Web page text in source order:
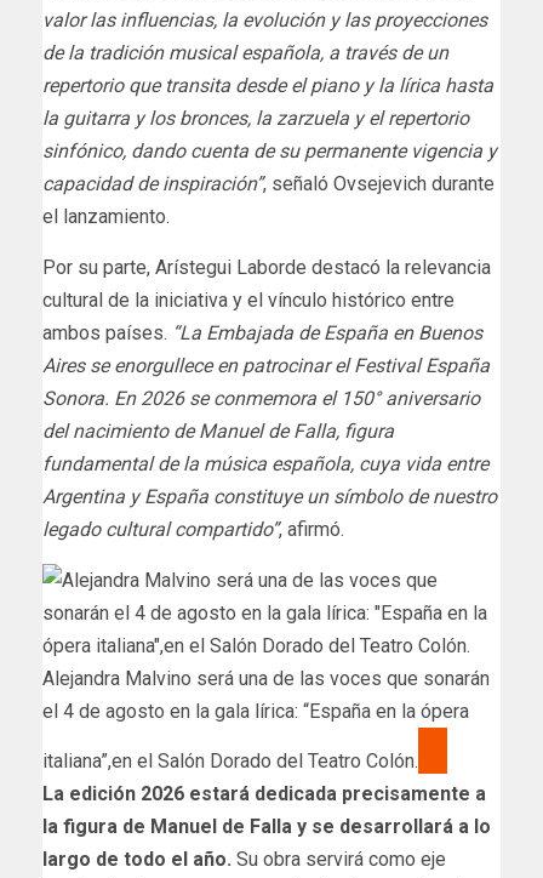
valor las influencias, la evolución y las proyecciones
de la tradición musical española, a través de un
repertorio que transita desde el piano y la lírica hasta
la guitarra y los bronces, la zarzuela y el repertorio
sinfónico, dando cuenta de su permanente vigencia y
capacidad de inspiración”, señaló Ovsejevich durante
el lanzamiento.
Por su parte, Arístegui Laborde destacó la relevancia
cultural de la iniciativa y el vínculo histórico entre
ambos países. “La Embajada de España en Buenos
Aires se enorgullece en patrocinar el Festival España
Sonora. En 2026 se conmemora el 150° aniversario
del nacimiento de Manuel de Falla, figura
fundamental de la música española, cuya vida entre
Argentina y España constituye un símbolo de nuestro
legado cultural compartido”, afirmó.
Alejandra Malvino será una de las voces que sonarán
el 4 de agosto en la gala lírica: “España en la ópera
italiana”,en el Salón Dorado del Teatro Colón.
La edición 2026 estará dedicada precisamente a
la figura de Manuel de Falla y se desarrollará a lo
largo de todo el año. Su obra servirá como eje